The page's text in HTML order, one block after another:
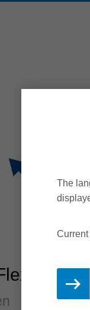
The